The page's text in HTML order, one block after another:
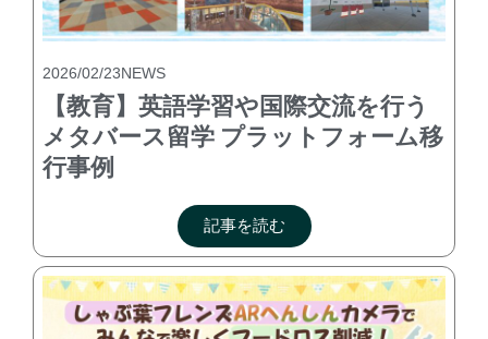
2026/02/23NEWS
【教育】英語学習や国際交流を行う
メタバース留学 プラットフォーム移
行事例
記事を読む